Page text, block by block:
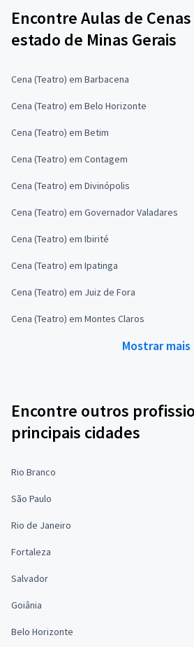
Encontre Aulas de
estado de Minas Gerais
Cena (Teatro) em Barbacena
Cena (Teatro) em Belo Horizonte
Cena (Teatro) em Betim
Cena (Teatro) em Contagem
Cena (Teatro) em Divinópolis
Cena (Teatro) em Governador Valadares
Cena (Teatro) em Ibirité
Cena (Teatro) em Ipatinga
Cena (Teatro) em Juiz de Fora
Cena (Teatro) em Montes Claros
Mostrar mais
Encontre outros
principais cidades
Rio Branco
São Paulo
Rio de Janeiro
Fortaleza
Salvador
Goiânia
Belo Horizonte